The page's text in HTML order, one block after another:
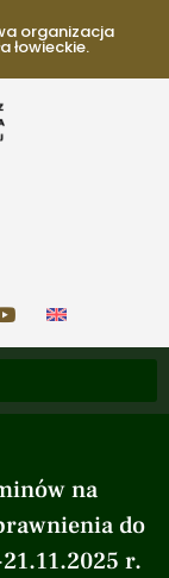
organizacja
łowieckie.
na
do
r.